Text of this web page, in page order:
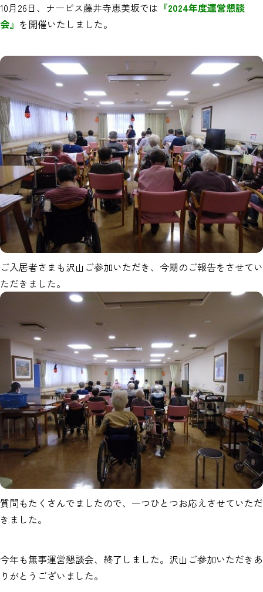
10月26日、ナービス藤井寺恵美坂では 『2024年度運営懇談
会』 を開催いたしました。
ご入居者さまも沢山ご参加いただき、今期のご報告をさせてい
ただきました。
質問もたくさんでましたので、一つひとつお応えさせていただ
きました。
今年も無事運営懇談会、終了しました。沢山ご参加いただきあ
りがとうございました。